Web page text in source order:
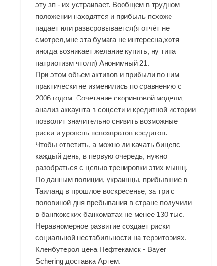
эту зп - их устраивает. Вообщем в трудном
положении находятся и прибыль похоже
падает или разворовывается(я отчёт не
смотрел,мне эта бумага не интересна,хотя
иногда возникает желание купить, ну типа
патриотизм чтоли) Анонимный 21.
При этом объем активов и прибыли по ним
практически не изменились по сравнению с
2006 годом. Сочетание скоринговой модели,
анализ аккаунта в соцсети и кредитной истории
позволит значительно снизить возможные
риски и уровень невозвратов кредитов.
Чтобы ответить, а можно ли качать бицепс
каждый день, в первую очередь, нужно
разобраться с целью тренировки этих мышц.
По данным полиции, украинцы, прибывшие в
Таиланд в прошлое воскресенье, за три с
половиной дня пребывания в стране получили
в бангкокских банкоматах не менее 130 тыс.
Неравномерное развитие создает риски
социальной нестабильности на территориях.
Кленбутерол цена Нефтекамск - Bayer
Schering доставка Артем.